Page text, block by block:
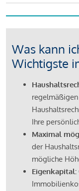
Was kann
Wichtigste
Ihre
Maximal
der
mögliche
Eigenkapital: